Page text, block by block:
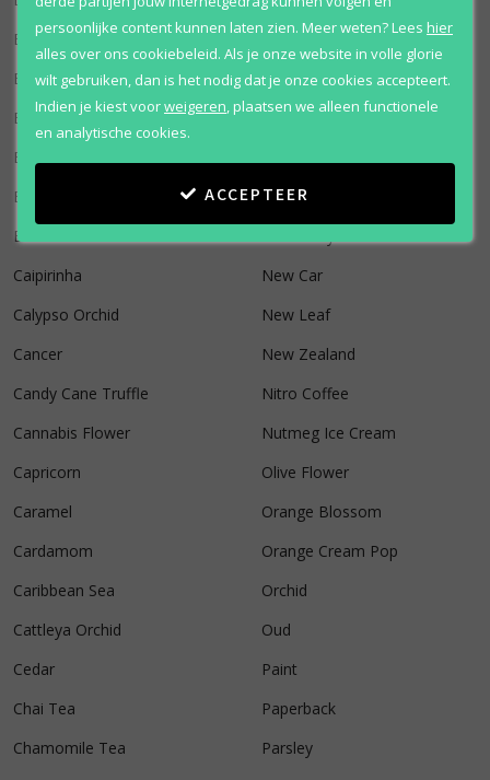
Blue Spruce
Bonfire
Brownie
Bubble Gum
Bulgarian Rose
Butterscotch
Caipirinha
Calypso Orchid
Cancer
Candy Cane Truffle
Cannabis Flower
Capricorn
Caramel
Cardamom
Caribbean Sea
Cattleya Orchid
Cedar
Chai Tea
Chamomile Tea
Musk #7
Musk #9
Musk #15
Neroli
New Car
New Leaf
New Zealand
Nitro Coffee
Nutmeg Ice Cream
Olive Flower
Orange Blossom
Orange Cream Pop
Orchid
Oud
Paint
Paperback
Parsley
persoonlijke content kunnen laten zien. Meer weten?Lees hier
alles over ons cookiebeleid. Als je onze website in volle glorie
wilt gebruiken, dan is het nodig dat je onze cookies accepteert.
Indien je kiest voorweigeren,plaatsen we alleen functionele
en analytische cookies.
ACCEPTEER